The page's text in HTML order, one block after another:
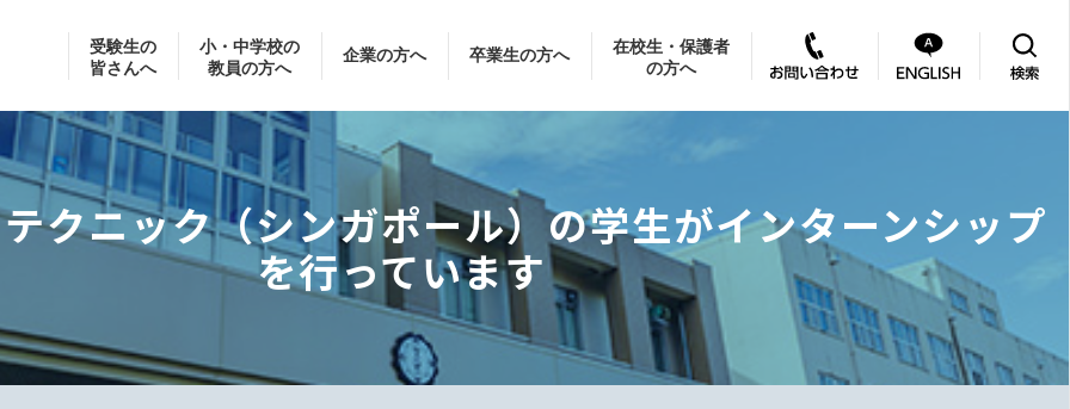
受験生の
皆さんへ
小・中学校の
教員の方へ
企業の方へ 卒業生の方へ
在校生・保護者
の方へ
クニック（シンガポール）の学生がインターンシップ
を行っています